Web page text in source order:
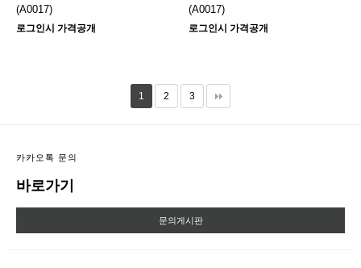
(A0017)
로그인시 가격공개
(A0017)
로그인시 가격공개
1 2 3
카카오톡 문의
바로가기
문의게시판